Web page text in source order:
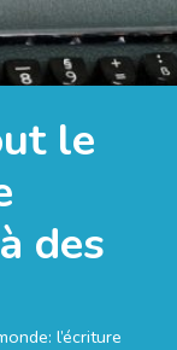
le
des
l’écriture